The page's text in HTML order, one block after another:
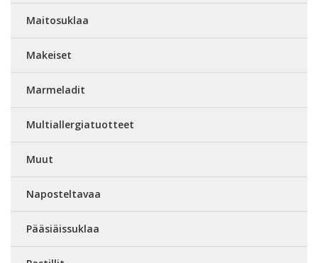
Maitosuklaa
Makeiset
Marmeladit
Multiallergiatuotteet
Muut
Naposteltavaa
Pääsiäissuklaa